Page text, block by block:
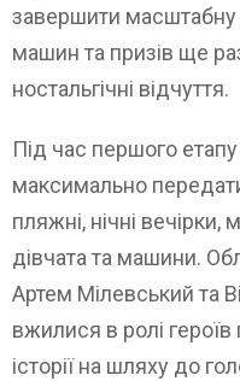
завершити масштабну
машин та призів ще
ностальгічні відчуття.
Під час першого
максимально
пляжні, нічні вечірки,
дівчата та машини.
Артем Мілевський та
вжилися в ролі
історії на шляху до